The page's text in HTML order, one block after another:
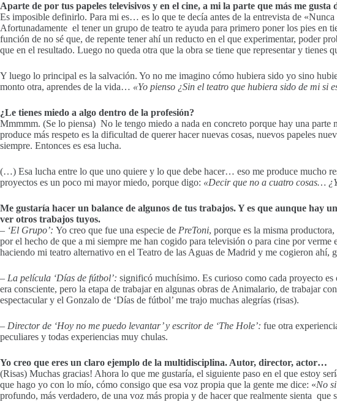
Aparte de por tus papeles televisivos y en el cine, a mi la parte que más me
Es imposible definirlo. Para mi es… es lo que te decía antes de la entrevista de
Afortunadamente el tener un grupo de teatro te ayuda para primero poner los pies en
función de no sé que, de repente tener ahí un reducto en el que experimentar, poder
que en el resultado. Luego no queda otra que la obra se tiene que representar y tienes
Y luego lo principal es la salvación. Yo no me imagino cómo hubiera sido yo sino
monto otra, aprendes de la vida… «Yo pienso ¿Sin el teatro que hubiera sido de mi si
¿Le tienes miedo a algo dentro de la profesión?
Mmmmm. (Se lo piensa) No le tengo miedo a nada en concreto porque hay una
produce más respeto es la dificultad de querer hacer nuevas cosas, nuevos papeles
siempre. Entonces es esa lucha.
(…) Esa lucha entre lo que uno quiere y lo que debe hacer… eso me produce mucho
proyectos es un poco mi mayor miedo, porque digo: «Decir que no a cuatro cosas…
Me gustaría hacer un balance de algunos de tus trabajos. Y es que aunque hay
ver otros trabajos tuyos.
– ‘El Grupo’: Yo creo que fue una especie de PreToni, porque es la misma
por el hecho de que a mi siempre me han cogido para televisión o para cine por
haciendo mi teatro alternativo en el Teatro de las Aguas de Madrid y me cogieron ahí,
– La película ‘Días de fútbol’: significó muchísimo. Es curioso como cada proyecto
era consciente, pero la etapa de trabajar en algunas obras de Animalario, de trabajar
espectacular y el Gonzalo de ‘Días de fútbol’ me trajo muchas alegrías (risas).
– Director de ‘Hoy no me puedo levantar’ y escritor de ‘The Hole’: fue otra
peculiares y todas experiencias muy chulas.
Yo creo que eres un claro ejemplo de la multidisciplina. Autor, director, actor…
(Risas) Muchas gracias! Ahora lo que me gustaría, el siguiente paso en el que estoy
que hago yo con lo mío, cómo consigo que esa voz propia que la gente me dice: «No
profundo, más verdadero, de una voz más propia y de hacer que realmente sienta que